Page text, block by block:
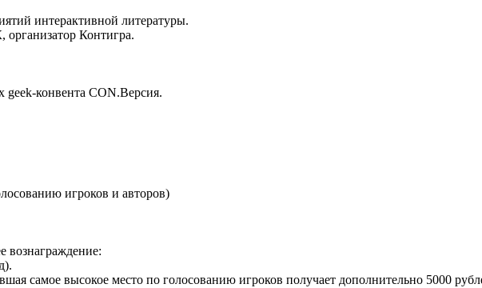
интерактивной литературы.
Контигра.
geek-конвента CON.Версия.
игроков и авторов)
вознаграждение:
самое высокое место по голосованию игроков получает дополнительно 5000